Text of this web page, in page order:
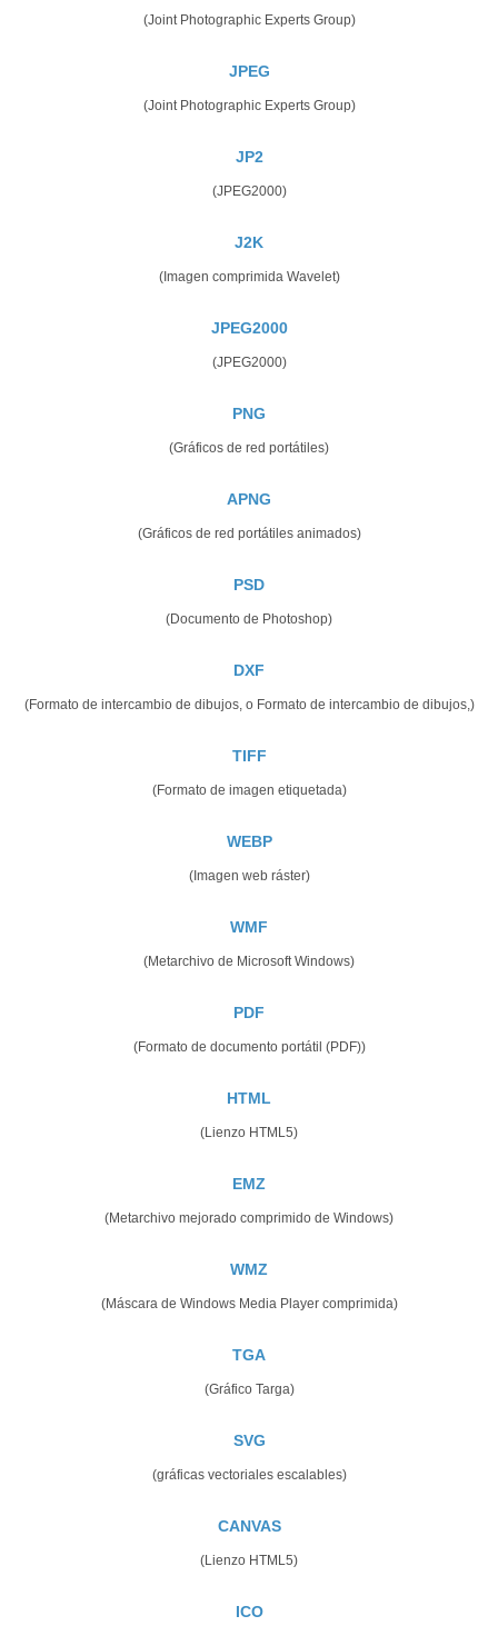
(Joint Photographic Experts Group)
JPEG
(Joint Photographic Experts Group)
JP2
(JPEG2000)
J2K
(Imagen comprimida Wavelet)
JPEG2000
(JPEG2000)
PNG
(Gráficos de red portátiles)
APNG
(Gráficos de red portátiles animados)
PSD
(Documento de Photoshop)
DXF
(Formato de intercambio de dibujos, o Formato de intercambio de dibujos,)
TIFF
(Formato de imagen etiquetada)
WEBP
(Imagen web ráster)
WMF
(Metarchivo de Microsoft Windows)
PDF
(Formato de documento portátil (PDF))
HTML
(Lienzo HTML5)
EMZ
(Metarchivo mejorado comprimido de Windows)
WMZ
(Máscara de Windows Media Player comprimida)
TGA
(Gráfico Targa)
SVG
(gráficas vectoriales escalables)
CANVAS
(Lienzo HTML5)
ICO